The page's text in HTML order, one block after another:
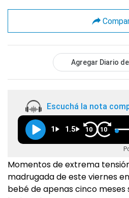
Agregar Diario
Escuchá la nota
1 1.5 10 10
Momentos de extrema
madrugada de este viernes
bebé de apenas cinco